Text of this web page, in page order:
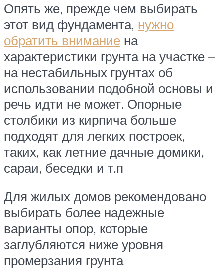
Опять же, прежде чем выбирать
этот вид фундамента, нужно
обратить внимание на
характеристики грунта на участке –
на нестабильных грунтах об
использовании подобной основы и
речь идти не может. Опорные
столбики из кирпича больше
подходят для легких построек,
таких, как летние дачные домики,
сараи, беседки и т.п
Для жилых домов рекомендовано
выбирать более надежные
варианты опор, которые
заглубляются ниже уровня
промерзания грунта